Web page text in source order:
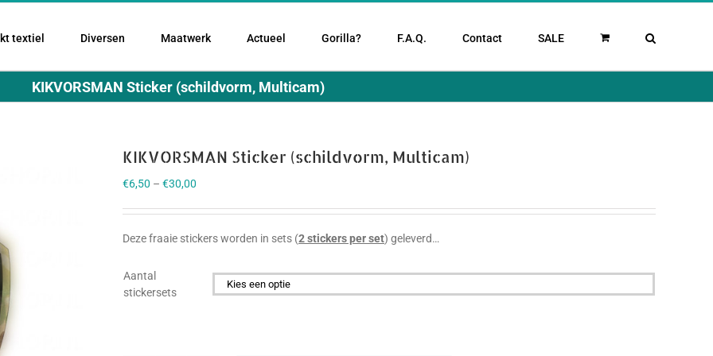
textiel Diversen Maatwerk Actueel Gorilla? F.A.Q. Contact SALE
KIKVORSMAN Sticker (schildvorm, Multicam)
KIKVORSMAN Sticker (schildvorm, Multicam)
€6,50 – €30,00
Deze fraaie stickers worden in sets (2 stickers per set) geleverd…
Aantal
stickersets